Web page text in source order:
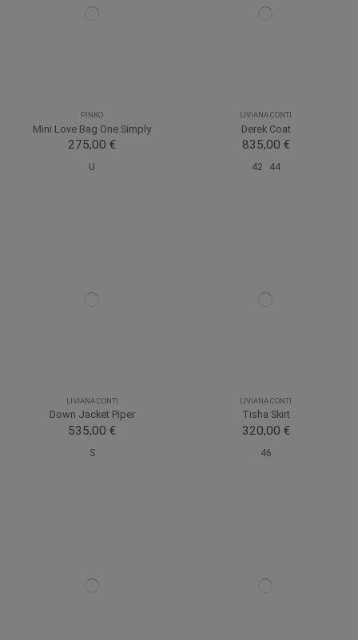
PINKO
Mini Love Bag One Simply
275,00 €
U
LIVIANA CONTI
Derek Coat
835,00 €
42 44
LIVIANA CONTI
Down Jacket Piper
535,00 €
S
LIVIANA CONTI
Tisha Skirt
320,00 €
46